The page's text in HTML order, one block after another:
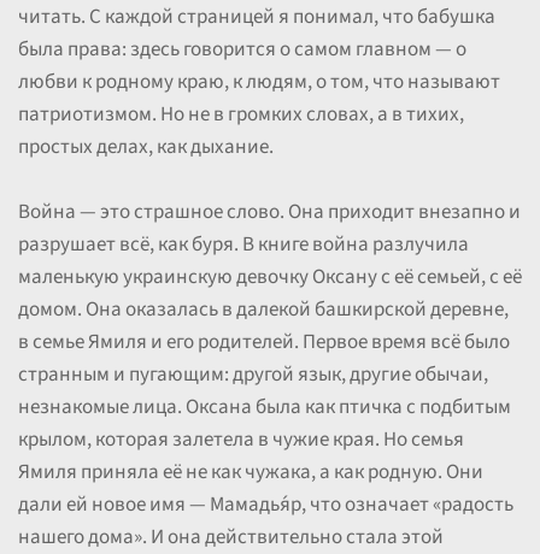
читать. С каждой страницей я понимал, что бабушка
была права: здесь говорится о самом главном — о
любви к родному краю, к людям, о том, что называют
патриотизмом. Но не в громких словах, а в тихих,
простых делах, как дыхание.
Война — это страшное слово. Она приходит внезапно и
разрушает всё, как буря. В книге война разлучила
маленькую украинскую девочку Оксану с её семьей, с её
домом. Она оказалась в далекой башкирской деревне,
в семье Ямиля и его родителей. Первое время всё было
странным и пугающим: другой язык, другие обычаи,
незнакомые лица. Оксана была как птичка с подбитым
крылом, которая залетела в чужие края. Но семья
Ямиля приняла её не как чужака, а как родную. Они
дали ей новое имя — Мамадья́р, что означает «радость
нашего дома». И она действительно стала этой